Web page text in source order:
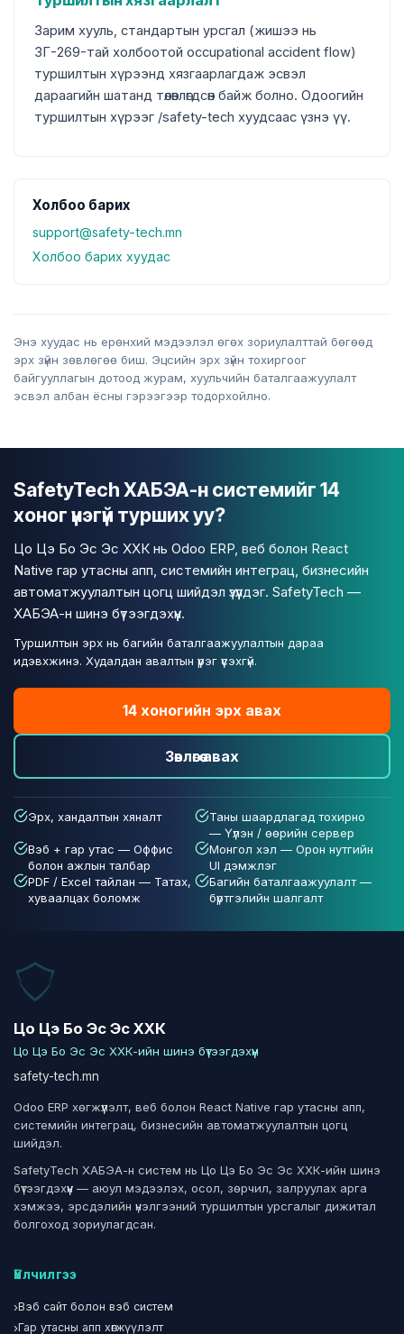
Зарим хууль, стандартын урсгал (жишээ нь
ЗГ-269-тай холбоотой occupational accident flow)
туршилтын хүрээнд хязгаарлагдаж эсвэл
дараагийн шатанд төлөвлөгдсөн байж болно. Одоогийн
туршилтын хүрээг /safety-tech хуудсаас үзнэ үү.
Холбоо барих
support@safety-tech.mn
Холбоо барих хуудас
Энэ хуудас нь ерөнхий мэдээлэл өгөх зориулалттай бөгөөд
эрх зүйн зөвлөгөө биш. Эцсийн эрх зүйн тохиргоог
байгууллагын дотоод журам, хуульчийн баталгаажуулалт
эсвэл албан ёсны гэрээгээр тодорхойлно.
SafetyTech ХАБЭА-н системийг 14
хоног үнэгүй турших уу?
Цо Цэ Бо Эс Эс ХХК нь Odoo ERP, веб болон React
Native гар утасны апп, системийн интеграц, бизнесийн
автоматжуулалтын цогц шийдэл үзүүлдэг. SafetyTech —
ХАБЭА-н шинэ бүтээгдэхүүн.
Туршилтын эрх нь багийн баталгаажуулалтын дараа
идэвхжинэ. Худалдан авалтын үүрэг үүсэхгүй.
14 хоногийн эрх авах
Зөвлөгөө авах
Эрх, хандалтын хяналт
Таны шаардлагад тохирно
— Үүлэн / өөрийн сервер
Вэб + гар утас — Оффис
болон ажлын талбар
Монгол хэл — Орон нутгийн
UI дэмжлэг
PDF / Excel тайлан — Татах,
хуваалцах боломж
Багийн баталгаажуулалт —
бүртгэлийн шалгалт
Цо Цэ Бо Эс Эс ХХК
Цо Цэ Бо Эс Эс ХХК-ийн шинэ бүтээгдэхүүн
safety-tech.mn
Odoo ERP хөгжүүлэлт, веб болон React Native гар утасны апп,
системийн интеграц, бизнесийн автоматжуулалтын цогц
шийдэл.
SafetyTech ХАБЭА-н систем нь Цо Цэ Бо Эс Эс ХХК-ийн шинэ
бүтээгдэхүүн — аюул мэдээлэх, осол, зөрчил, залруулах арга
хэмжээ, эрсдэлийн үнэлгээний туршилтын урсгалыг дижитал
болгоход зориулагдсан.
Үйлчилгээ
›Вэб сайт болон вэб систем
›Гар утасны апп хөгжүүлэлт